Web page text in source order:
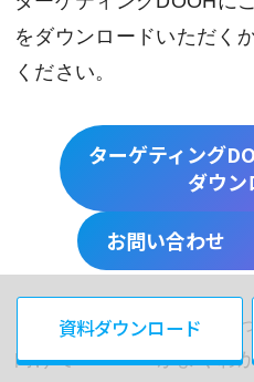
をダウンロードいただく
ください。
ターゲティング
ダウン
お問い合わせ
またDOOHについて、も
向けて「DOOHがよくわ
資料ダウンロード